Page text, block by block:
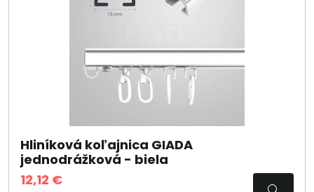
Hliníková koľajnica GIADA
jednodrážková - biela
12,12 €